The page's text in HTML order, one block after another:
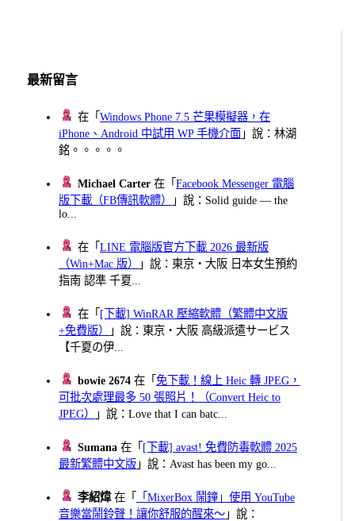
最新留言
在「Windows Phone 7.5 芒果模擬器，在
iPhone、Android 中試用 WP 手機介面 」說：林湖
銘。。。。。
Michael Carter 在「Facebook Messenger 電腦
版下載（FB傳訊軟體）
」說：Solid guide — the
lo...
在「LINE 電腦版官方下載 2026 最新版
（Win+Mac 版）
」說：東京・大阪 日本女生預約
指南 認準 千夏...
在「 [下載] WinRAR 壓縮軟體（繁體中文版
+免費版）
」說：東京・大阪 高級派遣サービス
【千夏の伊...
bowie 2674 在「免下載！線上 Heic 轉 JPEG，
可批次處理最多 50 張照片！（Convert Heic to
JPEG）
」說：Love that I can batc...
Sumana 在「 [下載] avast! 免費防毒軟體 2025
最新繁體中文版 」說：Avast has been my go...
李紹煒在「
「MixerBox 鬧鐘」使用 YouTube
音樂當鬧鈴聲！讓你舒服的醒來～ 」說：